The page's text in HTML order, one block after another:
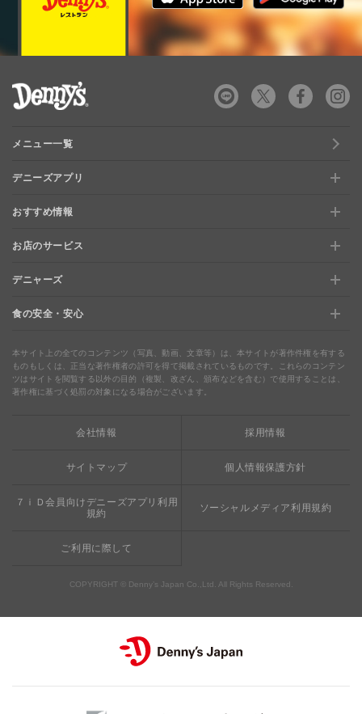
メニュー一覧
デニーズアプリ
新規登録、移行方法について
特典と交換できる！「デニーズポイント」
ステージアップでさらにお得！「ぷに」
最新情報をチェック
おすすめ情報
おすすめ情報
【店舗限定】ドキドキくじ
夏のデニーズめぐり
ウェルネス
完全メシ
お店のサービス
お店のサービス
地域の使える商品券&子育て支援サービス
ブルーシーフード
ドリンクバー1杯お持ち帰り
デニャーズ
デニャーズ
わくわくファイル
デニャーズまんが
食の安全・安心
食の安全・安心
食の安全・安心への取り組み
本サイト上の全てのコンテンツ（写真、動画、文章等）は、本サイトが著作件権を有する
ものもしくは、正当な著作権者の許可を得て掲載されているものです。これらのコンテン
ツはサイトを閲覧する以外の目的（複製、改ざん、頒布などを含む）で使用することは、
著作権に基づく処罰の対象になる場合がございます。
会社情報 採用情報
サイトマップ 個人情報保護方針
７ｉＤ会員向けデニーズアプリ利用
規約
ソーシャルメディア利用規約
ご利用に際して
COPYRIGHT © Denny’s Japan Co.,Ltd. All Rights Reserved.